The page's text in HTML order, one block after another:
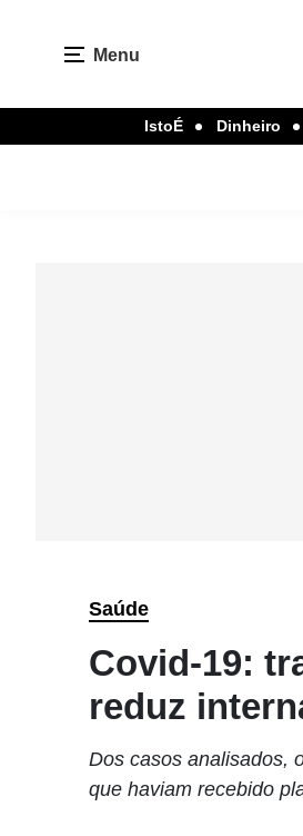
Menu
IstoÉ Dinheiro
Saúde
Covid-19:
reduz
Dos casos analisados,
que haviam recebido